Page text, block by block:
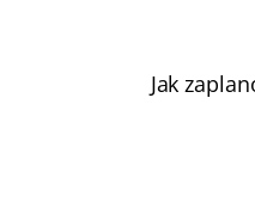
Jak